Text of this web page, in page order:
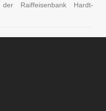
der Raiffeisenbank Hardt-